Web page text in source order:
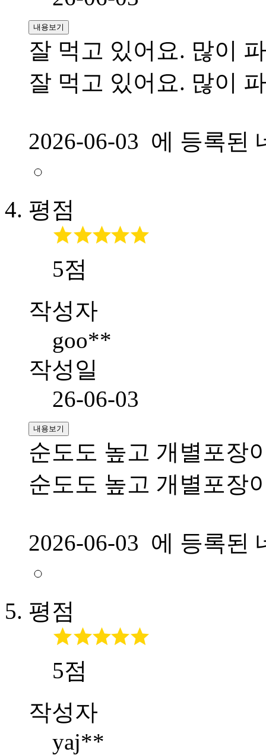
내용보기
잘 먹고 있어요. 많이
잘 먹고 있어요. 많이
2026-06-03 에 등록된
평점
5점
작성자
goo**
작성일
26-06-03
내용보기
순도도 높고 개별포장
순도도 높고 개별포장
2026-06-03 에 등록된
평점
5점
작성자
yaj**